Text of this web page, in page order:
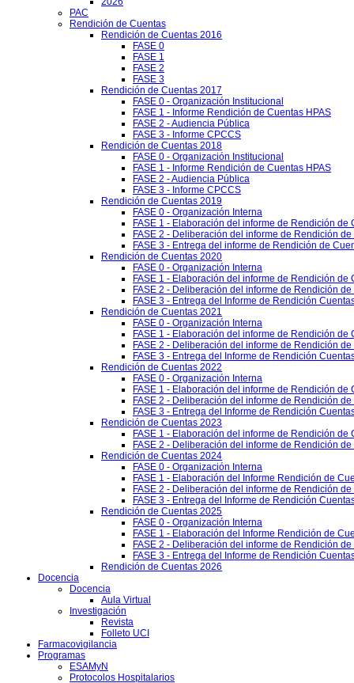
PAC
Rendición de Cuentas
Rendición de Cuentas 2016
FASE 0
FASE 1
FASE 2
FASE 3
Rendición de Cuentas 2017
FASE 0 - Organización Institucional
FASE 1 - Informe Rendición de Cuentas HPAS
FASE 2 - Audiencia Pública
FASE 3 - Informe CPCCS
Rendición de Cuentas 2018
FASE 0 - Organización Institucional
FASE 1 - Informe Rendición de Cuentas HPAS
FASE 2 - Audiencia Pública
FASE 3 - Informe CPCCS
Rendición de Cuentas 2019
FASE 0 - Organización Interna
FASE 1 - Elaboración del informe de Rendición de
FASE 2 - Deliberación del informe de Rendición
FASE 3 - Entrega del informe de Rendición de
Rendición de Cuentas 2020
FASE 0 - Organización Interna
FASE 1 - Elaboración del informe de Rendición de
FASE 2 - Deliberación del informe de Rendición
FASE 3 - Entrega del Informe de Rendición
Rendición de Cuentas 2021
FASE 0 - Organización Interna
FASE 1 - Elaboración del informe de Rendición de
FASE 2 - Deliberación del informe de Rendición
FASE 3 - Entrega del Informe de Rendición
Rendición de Cuentas 2022
FASE 0 - Organización Interna
FASE 1 - Elaboración del informe de Rendición de
FASE 2 - Deliberación del informe de Rendición
FASE 3 - Entrega del Informe de Rendición
Rendición de Cuentas 2023
FASE 1 - Elaboración del informe de Rendición de
FASE 2 - Deliberación del informe de Rendición
Rendición de Cuentas 2024
FASE 0 - Organización Interna
FASE 1 - Elaboración del Informe Rendición de
FASE 2 - Deliberación del informe de Rendición
FASE 3 - Entrega del Informe de Rendición
Rendición de Cuentas 2025
FASE 0 - Organización Interna
FASE 1 - Elaboración del Informe Rendición de
FASE 2 - Deliberación del informe de Rendición
FASE 3 - Entrega del Informe de Rendición
Rendición de Cuentas 2026
Docencia
Docencia
Aula Virtual
Investigación
Revista
Folleto UCI
Farmacovigilancia
Programas
ESAMyN
Protocolos Hospitalarios